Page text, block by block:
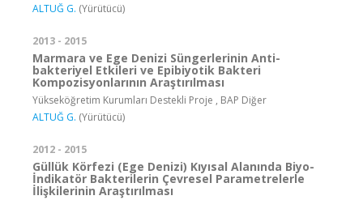
ALTUĞ G. (Yürütücü)
2013 - 2015
Marmara ve Ege Denizi Süngerlerinin Anti-
bakteriyel Etkileri ve Epibiyotik Bakteri
Kompozisyonlarının Araştırılması
Yükseköğretim Kurumları Destekli Proje , BAP Diğer
ALTUĞ G. (Yürütücü)
2012 - 2015
Güllük Körfezi (Ege Denizi) Kıyısal Alanında Biyo-
İndikatör Bakterilerin Çevresel Parametrelerle
İlişkilerinin Araştırılması